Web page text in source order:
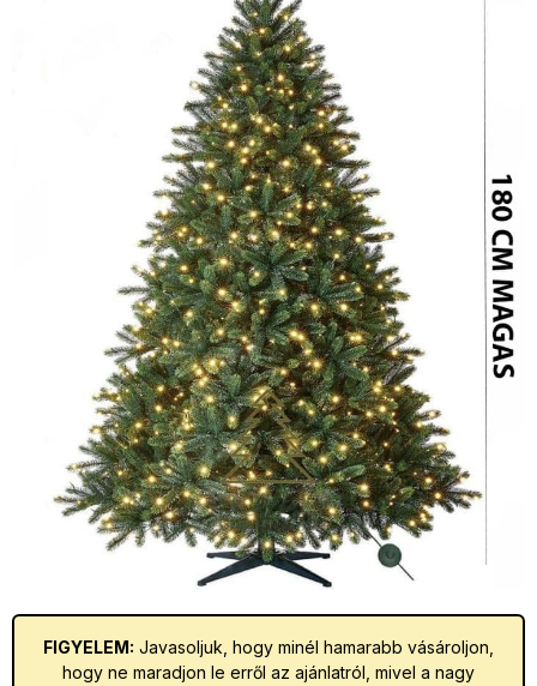
FIGYELEM: Javasoljuk, hogy minél hamarabb vásároljon,
hogy ne maradjon le erről az ajánlatról, mivel a nagy